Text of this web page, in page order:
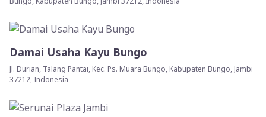
Damai Usaha Kayu Bungo
Jl. Durian, Talang Pantai, Kec. Ps. Muara Bungo, Kabupaten Bungo, Jambi
37212, Indonesia